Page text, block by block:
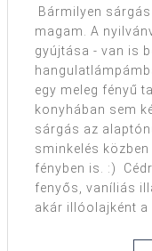
Bármilyen
magam. A
gyújtása - van is
egy meleg fényű
konyhában sem
sárgás az
sminkelés
fényben is. :)
fenyős, vaníliás
akár illóolajként a